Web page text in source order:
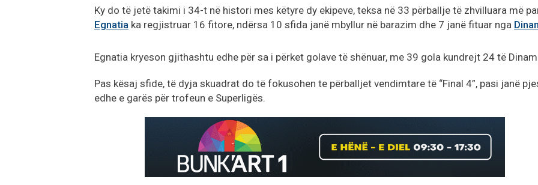
Ky do të jetë takimi i 34-t në histori mes këtyre dy ekipeve, teksa në 33 përballje të zhvilluara më
Egnatia ka regjistruar 16 fitore, ndërsa 10 sfida janë mbyllur në barazim dhe 7 janë fituar nga
Egnatia kryeson gjithashtu edhe për sa i përket golave të shënuar, me 39 gola kundrejt 24 të
Pas kësaj sfide, të dyja skuadrat do të fokusohen te përballjet vendimtare të “Final 4”, pasi janë
edhe e garës për trofeun e Superligës.